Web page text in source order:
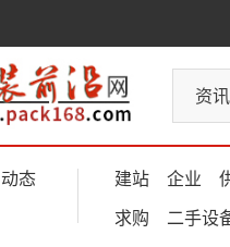
资讯
动态
建站 企业
求购
二手设